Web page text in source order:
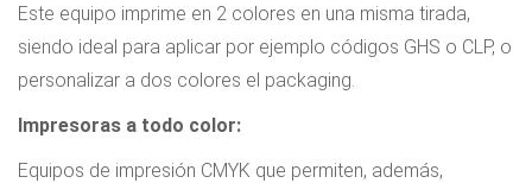
Este equipo imprime en 2 colores en una misma tirada,
siendo ideal para aplicar por ejemplo códigos GHS o CLP, o
personalizar a dos colores el packaging.
Impresoras a todo color:
Equipos de impresión CMYK que permiten, además,